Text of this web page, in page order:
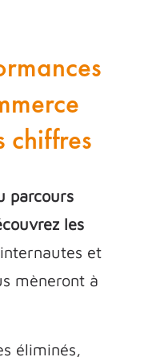
chiffres
parcours
les
et
mèneront à
éliminés,